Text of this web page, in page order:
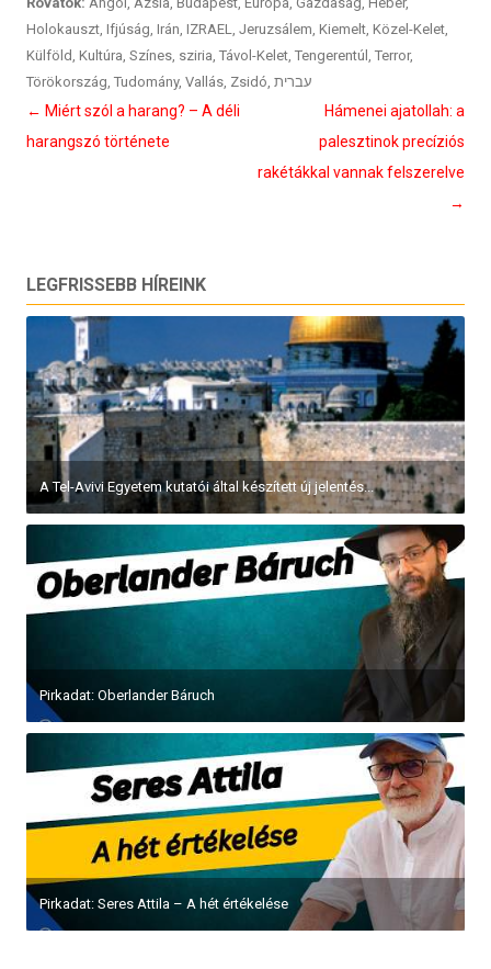
Holokauszt, Ifjúság, Irán, IZRAEL, Jeruzsálem, Kiemelt, Közel-Kelet,
Külföld, Kultúra, Színes, sziria, Távol-Kelet, Tengerentúl , Terror,
Törökország, Tudomány, Vallás, Zsidó, עברית
Bejegyzés
navigáció
← Miért szól a harang? – A déli
harangszó története
Hámenei ajatollah: a
palesztinok precíziós
rakétákkal vannak felszerelve
→
LEGFRISSEBB HÍREINK
A Tel-Avivi Egyetem kutatói által készített új jelentés...
Pirkadat: Oberlander Báruch
Pirkadat: Seres Attila – A hét értékelése